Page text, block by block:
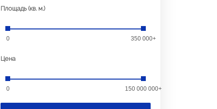
Площадь (кв. м.)
0 350 000+
Цена
0 150 000 000+